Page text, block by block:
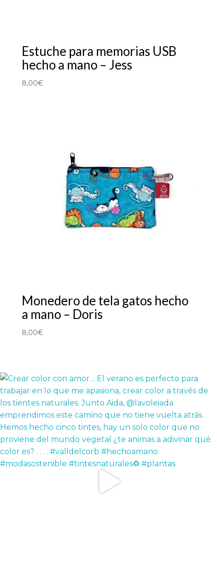
Estuche para memorias USB
hecho a mano – Jess
8,00€
Monedero de tela gatos hecho
a mano – Doris
8,00€